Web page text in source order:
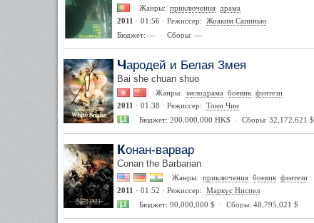
Жанры: приключения драма
2011 · 01:56 · Режиссер: Жоаким Сапинью
Бюджет: — · Сборы: —
Чародей и Белая Змея
Bai she chuan shuo
Жанры: мелодрама боевик фэнтези
2011 · 01:38 · Режиссер: Тони Чин
Бюджет: 200,000,000 HK$ · Сборы: 32,172,621 $
Конан-варвар
Conan the Barbarian
Жанры: приключения боевик фэнтези
2011 · 01:52 · Режиссер: Маркус Ниспел
Бюджет: 90,000,000 $ · Сборы: 48,795,021 $